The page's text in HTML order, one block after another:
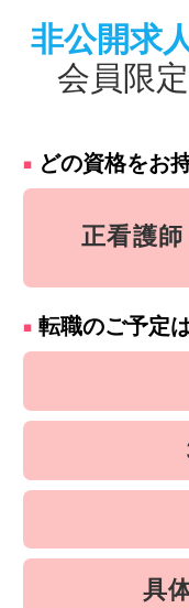
非公開求
会員限定
どの資格をお
正看護師
転職のご予定
具